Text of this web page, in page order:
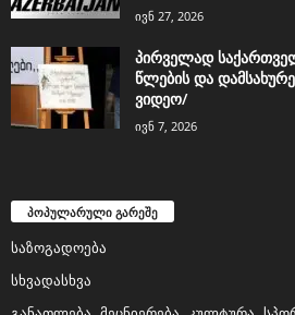
ივნ 27, 2026
პირველად
წლების და
ვიდეო/
ივნ 7, 2026
პოპულარული გარეშე
საზოგადოება
სხვადასხვა